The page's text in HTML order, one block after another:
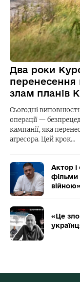
Два роки
перенесення
злам планів
Сьогодні
операції —
кампанії, яка
агресора. Цей крок…
Актор
фільми
війною»
«Це